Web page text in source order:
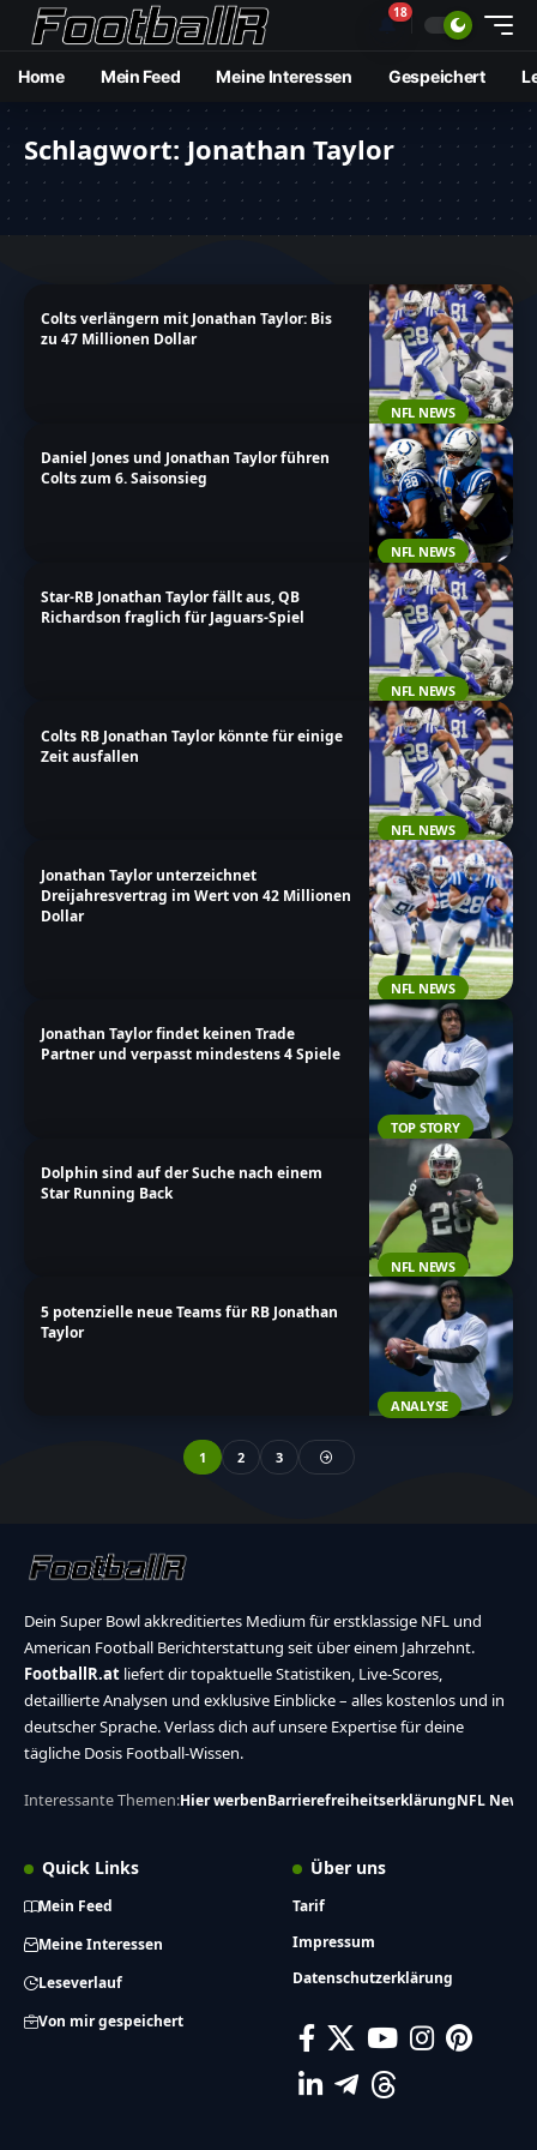
🔔18
Home Mein Feed Meine Interessen Gespeichert
Schlagwort: Jonathan Taylor
NFL NEWS
Colts verlängern mit Jonathan Taylor: Bis
zu 47 Millionen Dollar
NFL NEWS
Daniel Jones und Jonathan Taylor führen
Colts zum 6. Saisonsieg
NFL NEWS
Star-RB Jonathan Taylor fällt aus, QB
Richardson fraglich für Jaguars-Spiel
NFL NEWS
Colts RB Jonathan Taylor könnte für einige
Zeit ausfallen
NFL NEWS
Jonathan Taylor unterzeichnet
Dreijahresvertrag im Wert von 42 Millionen
Dollar
TOP STORY
Jonathan Taylor findet keinen Trade
Partner und verpasst mindestens 4 Spiele
NFL NEWS
Dolphin sind auf der Suche nach einem
Star Running Back
ANALYSE
5 potenzielle neue Teams für RB Jonathan
Taylor
1 2 3
Dein Super Bowl akkreditiertes Medium für erstklassige NFL und
American Football Berichterstattung seit über einem Jahrzehnt.
FootballR.at liefert dir topaktuelle Statistiken, Live-Scores,
detaillierte Analysen und exklusive Einblicke – alles kostenlos und in
deutscher Sprache. Verlass dich auf unsere Expertise für deine
tägliche Dosis Football-Wissen.
Interessante Themen:Hier werbenBarrierefreiheitserklärungNFL News
Quick Links
Mein Feed
Meine Interessen
Leseverlauf
Von mir gespeichert
Über uns
Tarif
Impressum
Datenschutzerklärung